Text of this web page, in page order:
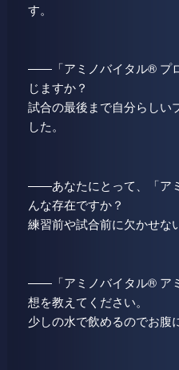
す。
――「アミノバイタル® プ
じますか？
試合の最後まで自分らしい
した。
――あなたにとって、「ア
んな存在ですか？
練習前や試合前に欠かせな
――「アミノバイタル® ア
想を教えてください。
少しの水で飲めるのでお腹